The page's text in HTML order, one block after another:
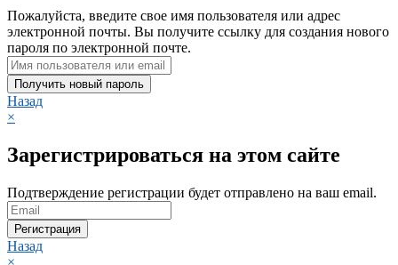
Пожалуйста, введите свое имя пользователя или адрес
электронной почты. Вы получите ссылку для создания нового
пароля по электронной почте.
Получить новый пароль
Назад
×
Зарегистрироваться на этом сайте
Подтверждение регистрации будет отправлено на ваш email.
Регистрация
Назад